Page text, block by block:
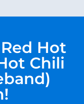
Hot
Chili